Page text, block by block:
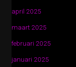
april 2025
maart 2025
februari 2025
januari 2025